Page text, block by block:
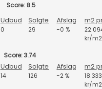
Score: 8.5
Udbud Solgte Afslag m2
0 29 -0 %
kr/m2
Score: 3.74
Udbud Solgte Afslag m2
14 126 -2 %
18.333
kr/m2